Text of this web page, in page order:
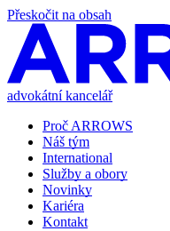
Přeskočit na obsah
advokátní kancelář
Proč ARROWS
Náš tým
International
Služby a obory
Novinky
Kariéra
Kontakt